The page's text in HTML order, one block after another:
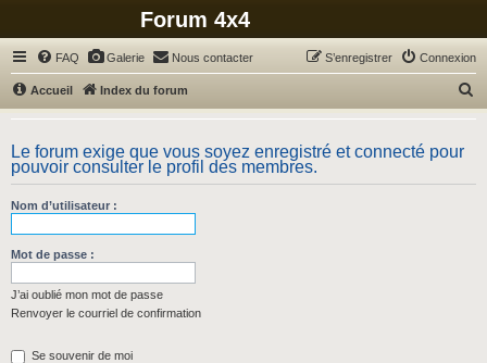
Forum 4x4
FAQ Galerie Nous contacter Connexion
S’enregistrer
Accueil Index du forum
Le forum exige que vous soyez enregistré et connecté pour
pouvoir consulter le profil des membres.
Nom d’utilisateur :
Mot de passe :
J’ai oublié mon mot de passe
Renvoyer le courriel de confirmation
Se souvenir de moi